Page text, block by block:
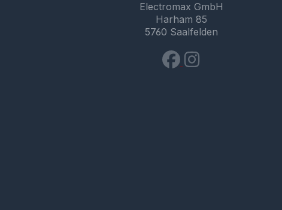
Electromax GmbH
Harham 85
5760 Saalfelden